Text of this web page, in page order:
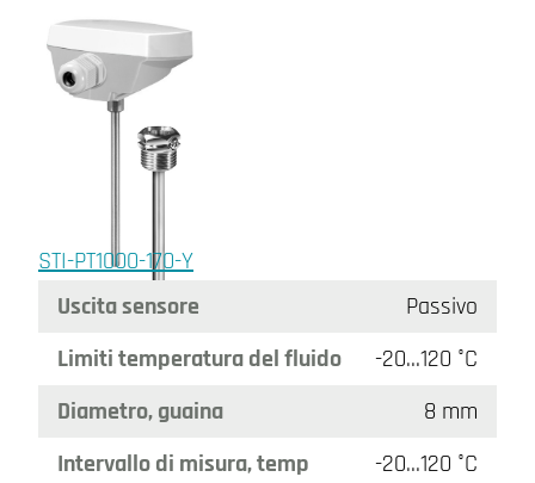
STI-PT1000-170-Y
Uscita sensore
Passivo
Limiti temperatura del fluido
-20…120 °C
Diametro, guaina
8 mm
Intervallo di misura, temp
-20…120 °C